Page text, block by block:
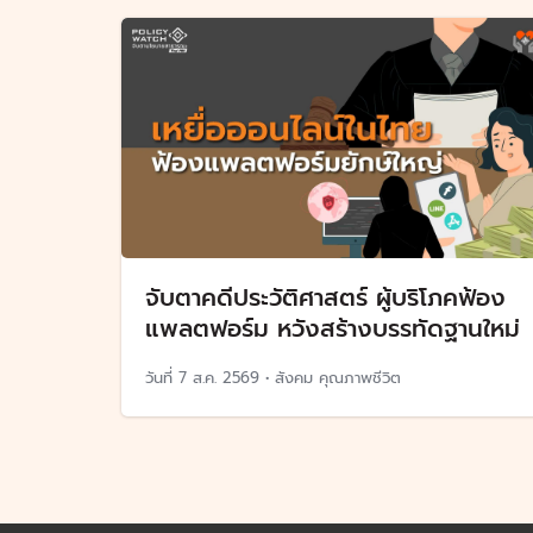
จับตาคดีประวัติศาสตร์ ผู้บริโภคฟ้อง
แพลตฟอร์ม หวังสร้างบรรทัดฐานใหม่
วันที่ 7 ส.ค. 2569 • สังคม คุณภาพชีวิต